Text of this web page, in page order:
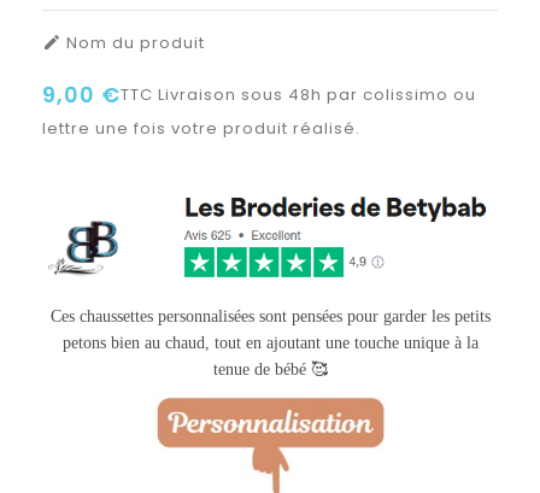
 Nom du produit
9,00 €TTC Livraison sous 48h par colissimo ou
lettre une fois votre produit réalisé.
Ces chaussettes personnalisées sont pensées pour garder les petits
petons bien au chaud, tout en ajoutant une touche unique à la
tenue de bébé 🥰